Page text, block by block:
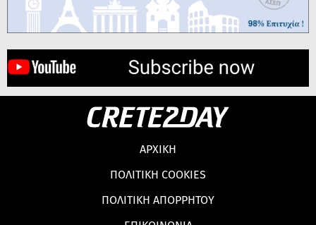
ΑΡΧΙΚΗ
ΠΟΛΙΤΙΚΗ COOKIES
ΠΟΛΙΤΙΚΗ ΑΠΟΡΡΗΤΟΥ